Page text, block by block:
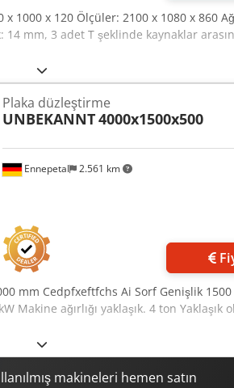
1000 x 120 Ölçüler: 2100 x 1080 x 860
14 mm, 3 adet T şeklinde kaynaklar
Ennepetal 2.561 km
Plaka düzleştirme
UNBEKANNT4000x1500x500
mm Cedpfxeftfchs Ai Sorf Genişlik
ağırlığı yaklaşık. 4 ton Yaklaşık
makineleri hemen satın